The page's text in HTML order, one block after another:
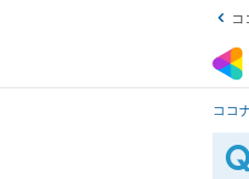
コ
ココ